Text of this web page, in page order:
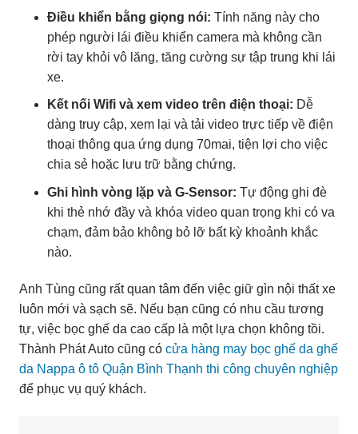
Điều khiển bằng giọng nói: Tính năng này cho
phép người lái điều khiển camera mà không cần
rời tay khỏi vô lăng, tăng cường sự tập trung khi lái
xe.
Kết nối Wifi và xem video trên điện thoại: Dễ
dàng truy cập, xem lại và tải video trực tiếp về điện
thoại thông qua ứng dụng 70mai, tiện lợi cho việc
chia sẻ hoặc lưu trữ bằng chứng.
Ghi hình vòng lặp và G-Sensor: Tự động ghi đè
khi thẻ nhớ đầy và khóa video quan trọng khi có va
chạm, đảm bảo không bỏ lỡ bất kỳ khoảnh khắc
nào.
Anh Tùng cũng rất quan tâm đến việc giữ gìn nội thất xe
luôn mới và sạch sẽ. Nếu bạn cũng có nhu cầu tương
tự, việc bọc ghế da cao cấp là một lựa chọn không tồi.
Thành Phát Auto cũng có cửa hàng may bọc ghế da ghế
da Nappa ô tô Quận Bình Thạnh thi công chuyên nghiệp
để phục vụ quý khách.